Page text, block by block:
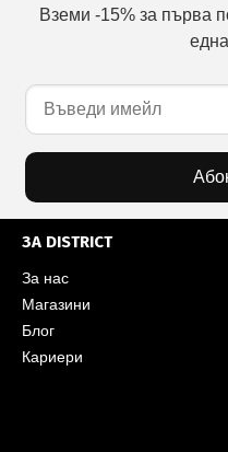
Вземи -15% за първа
ЗА DISTRICT
За нас
Магазини
Блог
Кариери